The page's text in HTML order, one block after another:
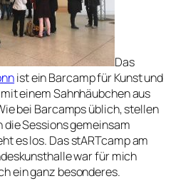
Das
ist ein Barcamp für Kunst und
einem Sahnhäubchen aus
bei Barcamps üblich, stellen
die Sessions gemeinsam
es los. Das stARTcamp am
war für mich
ein ganz besonderes.